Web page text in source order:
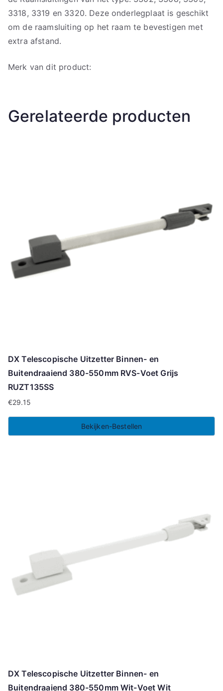
3318, 3319 en 3320. Deze onderlegplaat is geschikt
om de raamsluiting op het raam te bevestigen met
extra afstand.
Merk van dit product:
Gerelateerde producten
DX Telescopische Uitzetter Binnen- en
Buitendraaiend 380-550mm RVS-Voet Grijs
RUZT135SS
€29.15
Bekijken-Bestellen
DX Telescopische Uitzetter Binnen- en
Buitendraaiend 380-550mm Wit-Voet Wit